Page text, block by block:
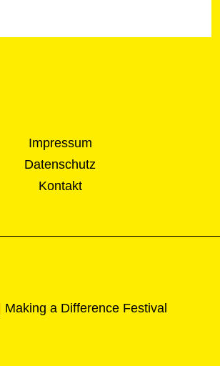
Impressum
Datenschutz
Kontakt
a Difference Festival